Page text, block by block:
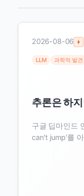
2026-08-06
LLM 과학적 발견
추론은 하
구글 딥마인드
can't jump'를